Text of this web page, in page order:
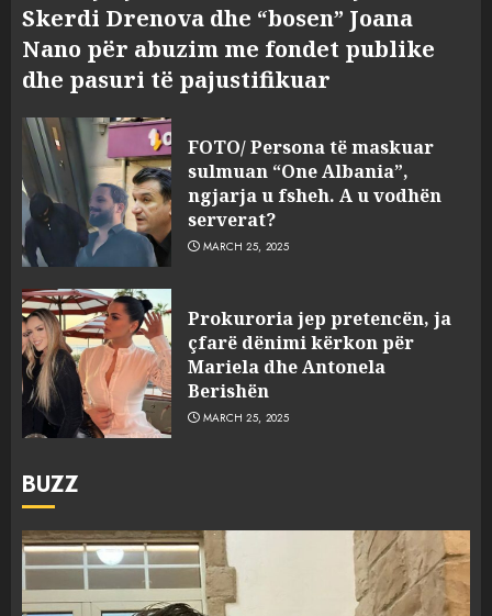
Skerdi Drenova dhe “bosen” Joana
Nano për abuzim me fondet publike
dhe pasuri të pajustifikuar
FOTO/ Persona të maskuar
sulmuan “One Albania”,
ngjarja u fsheh. A u vodhën
serverat?
MARCH 25, 2025
Prokuroria jep pretencën, ja
çfarë dënimi kërkon për
Mariela dhe Antonela
Berishën
MARCH 25, 2025
BUZZ